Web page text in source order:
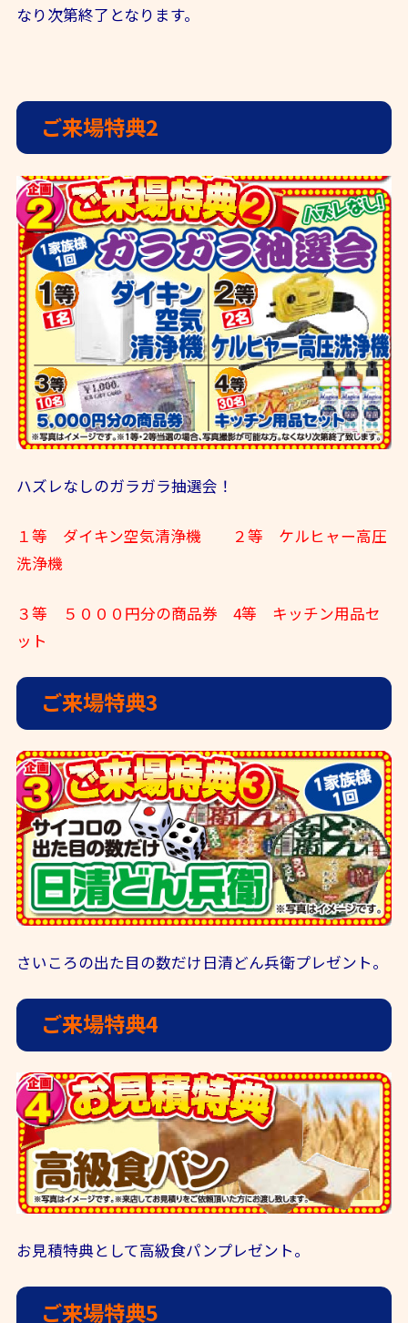
なり次第終了となります。
ご来場特典2
ハズレなしのガラガラ抽選会！
１等 ダイキン空気清浄機 ２等 ケルヒャー高圧
洗浄機
３等 ５０００円分の商品券 4等 キッチン用品セ
ット
ご来場特典3
さいころの出た目の数だけ日清どん兵衛プレゼント。
ご来場特典4
お見積特典として高級食パンプレゼント。
ご来場特典5